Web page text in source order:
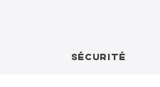
SÉCURITÉ